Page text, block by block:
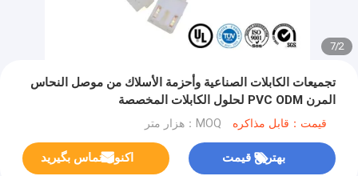
2
/
7
تجميعات الكابلات الصناعية وأحزمة الأسلاك من موصل النحاس
المرن PVC ODM لحلول الكابلات المخصصة
قیمت：قابل مذاکره MOQ：هزار متر
بهترین قیمت اکنون تماس بگیرید